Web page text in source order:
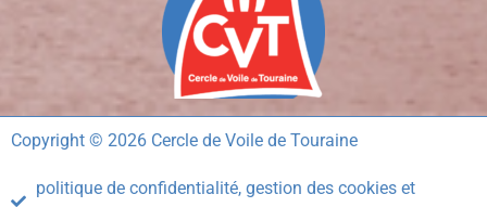
Copyright © 2026 Cercle de Voile de Touraine
politique de confidentialité, gestion des cookies et